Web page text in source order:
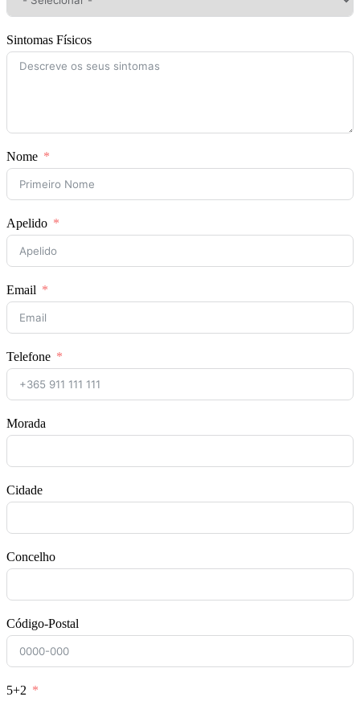
Sintomas Físicos
Nome
Apelido
Email
Telefone
Morada
Cidade
Concelho
Código-Postal
5+2